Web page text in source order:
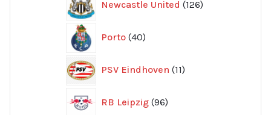
Newcastle United 126
produkter
Porto 40
produkter
PSV Eindhoven 11
produkter
RB Leipzig 96
produkter